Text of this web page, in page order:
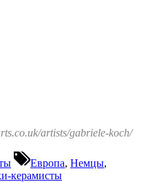
artists/gabriele-koch/
Tags:
Европа, Немцы,
керамисты